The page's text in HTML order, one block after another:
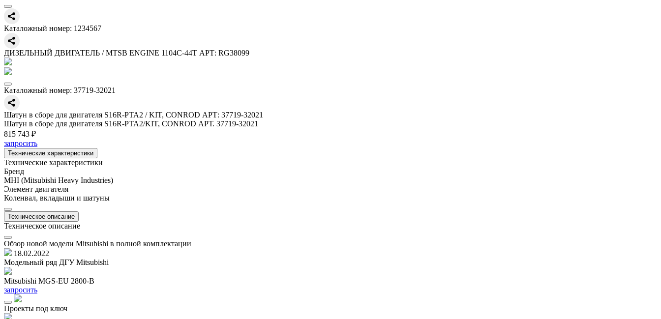
Каталожный номер: 1234567
ДИЗЕЛЬНЫЙ ДВИГАТЕЛЬ / MTSB ENGINE 1104C-44T АРТ: RG38099
Каталожный номер: 37719-32021
Шатун в сборе для двигателя S16R-PTA2 / KIT, CONROD АРТ: 37719-32021
Шатун в сборе для двигателя S16R-PTA2/KIT, CONROD АРТ. 37719-32021
815 743 ₽
запросить
Технические характеристики
Технические характеристики
Бренд
MHI (Mitsubishi Heavy Industries)
Элемент двигателя
Коленвал, вкладыши и шатуны
Техническое описание
Техническое описание
Обзор новой модели Mitsubishi в полной комплектации
18.02.2022
Модельный ряд ДГУ Mitsubishi
Mitsubishi MGS-EU 2800-B
запросить
Проекты под ключ